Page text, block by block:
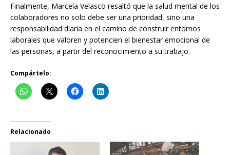
Finalmente, Marcela Velasco resaltó que la salud mental de los
colaboradores no solo debe ser una prioridad, sino una
responsabilidad diaria en el camino de construir entornos
laborales que valoren y potencien el bienestar emocional de
las personas, a partir del reconocimiento a su trabajo.
Compártelo:
Relacionado